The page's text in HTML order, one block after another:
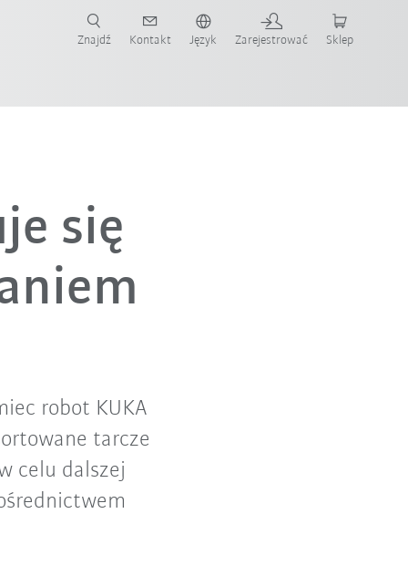
Znajdź Kontakt Język Zarejestrować Sklep
się
robot KUKA
tarcze
celu dalszej